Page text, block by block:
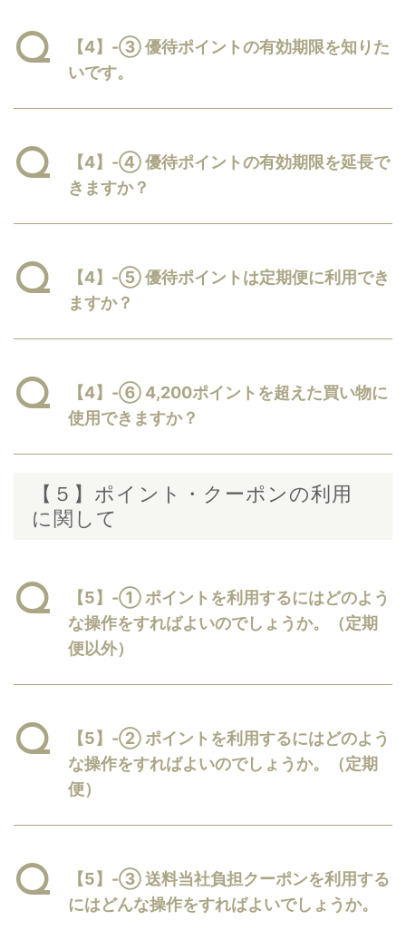
【4】-③ 優待ポイントの有効期限を知りた
いです。
【4】-④ 優待ポイントの有効期限を延長で
きますか？​
【4】-⑤ 優待ポイントは定期便に利用でき
ますか？
【4】-⑥ 4,200ポイントを超えた買い物に
使用できますか？
【５】ポイント・クーポンの利用
に関して
【5】-① ポイントを利用するにはどのよう
な操作をすればよいのでしょうか。（定期
便以外）
【5】-② ポイントを利用するにはどのよう
な操作をすればよいのでしょうか。（定期
便）
【5】-③ 送料当社負担クーポンを利用する
にはどんな操作をすればよいでしょうか。